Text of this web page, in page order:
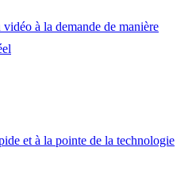
à la demande de manière
et à la pointe de la technologie